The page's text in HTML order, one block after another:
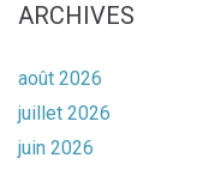
ARCHIVES
août 2026
juillet 2026
juin 2026